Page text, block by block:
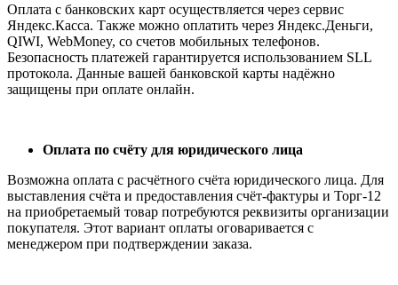
Оплата с банковских карт осуществляется через сервис
Яндекс.Касса. Также можно оплатить через Яндекс.Деньги,
QIWI, WebMoney, со счетов мобильных телефонов.
Безопасность платежей гарантируется использованием SLL
протокола. Данные вашей банковской карты надёжно
защищены при оплате онлайн.
Оплата по счёту для юридического лица
Возможна оплата с расчётного счёта юридического лица. Для
выставления счёта и предоставления счёт-фактуры и Торг-12
на приобретаемый товар потребуются реквизиты организации
покупателя. Этот вариант оплаты оговаривается с
менеджером при подтверждении заказа.